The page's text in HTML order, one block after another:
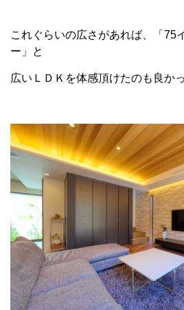
これぐらいの広さがあれば、「75
ー」と
広いＬＤＫを体感頂けたのも良か